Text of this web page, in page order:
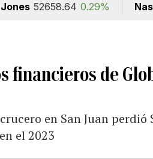
52658.64 0.29%
financieros de
en San Juan perdió
el 2023